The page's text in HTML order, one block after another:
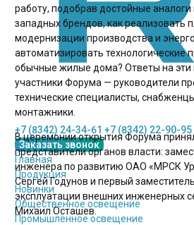
+7 (8342) 24-34-61 +7 (8342) 22-90-95
Заказать звонок
Главная
Продукция
Новинки
Общественное освещение
Промышленное освещение
работу, подобрав достойные
западных брендов, как реализовать
модернизации производства и
автоматизировать технологические
обычные жилые дома? Ответы на эти
участники Форума — руководители
технические специалисты,
монтажники.
В церемонии открытия Форума
представители органов власти:
инженера по развитию ОАО «МРСК
Сергей Годунов и первый
эксплуатации внешних инженерных
Михаил Осташев.